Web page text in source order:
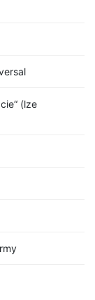
(lze